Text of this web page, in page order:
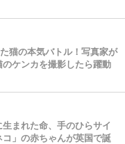
猫の本気バトル！写真家が
ケンカを撮影したら躍動
まれた命、手のひらサイ
コ」の赤ちゃんが英国で誕